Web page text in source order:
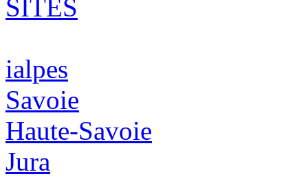
SITES
ialpes
Savoie
Haute-Savoie
Jura